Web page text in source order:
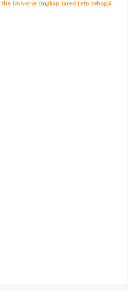
Universe Ungkap Jared Leto sebagai